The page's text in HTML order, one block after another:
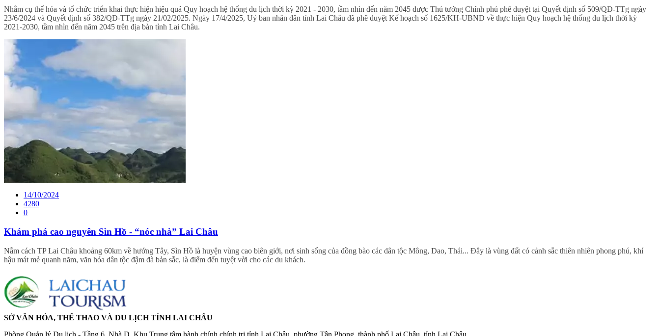
Nhằm cụ thể hóa và tổ chức triển khai thực hiện hiệu quả Quy hoạch hệ thống du lịch thời kỳ 2021 - 2030, tầm nhìn đến năm 2045 được Thủ tướng Chính phủ phê duyệt tại Quyết định số 509/QĐ-TTg ngày
23/6/2024 và Quyết định số 382/QĐ-TTg ngày 21/02/2025. Ngày 17/4/2025, Uỷ ban nhân dân tỉnh Lai Châu đã phê duyệt Kế hoạch số 1625/KH-UBND về thực hiện Quy hoạch hệ thống du lịch thời kỳ
2021-2030, tầm nhìn đến năm 2045 trên địa bàn tỉnh Lai Châu.
14/10/2024
4280
0
Khám phá cao nguyên Sìn Hồ - “nóc nhà” Lai Châu
Nằm cách TP Lai Châu khoảng 60km về hướng Tây, Sìn Hồ là huyện vùng cao biên giới, nơi sinh sống của đồng bào các dân tộc Mông, Dao, Thái... Đây là vùng đất có cảnh sắc thiên nhiên phong phú, khí
hậu mát mẻ quanh năm, văn hóa dân tộc đậm đà bản sắc, là điểm đến tuyệt vời cho các du khách.
SỞ VĂN HÓA, THỂ THAO VÀ DU LỊCH TỈNH LAI CHÂU
Phòng Quản lý Du lịch - Tầng 6, Nhà D, Khu Trung tâm hành chính chính trị tỉnh Lai Châu, phường Tân Phong, thành phố Lai Châu, tỉnh Lai Châu